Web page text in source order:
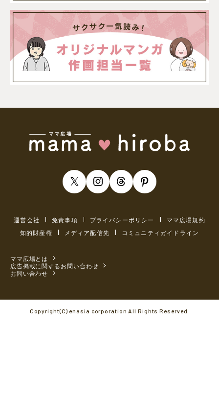
運営会社 免責事項 プライバシーポリシー
ママ広場規約
知的財産権
メディア配信先 コミュニティガイドライン
ママ広場とは
広告掲載に関するお問い合わせ
お問い合わせ
Copyright(C) enasia corporation All Rights Reserved.